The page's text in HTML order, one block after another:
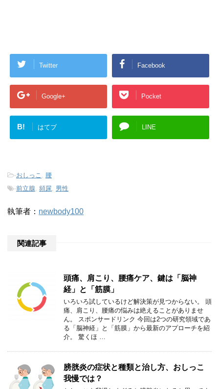
Twitter Facebook
Google+ Pocket
B! はてブ LINE
-おしっこ
腰
-前立腺 頻尿 男性
執筆者： newbody100
関連記事
頭痛、肩こり、腰痛ケア、鍵は「脳神
経」と「筋膜」
いろいろ試しているけど解決策が見つからない。 頭
痛、肩こり、腰痛の悩みは絶えることがありませ
ん。 スポンサードリンク 今回は2つの研究領域であ
る「脳神経」と「筋膜」から最新のアプローチを紹
介。 驚くほ …
膀胱炎の症状と種類と治し方、おしっこ
我慢では？